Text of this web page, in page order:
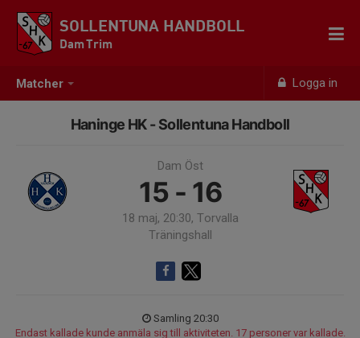
Matcher Logga in
SOLLENTUNA HANDBOLL
Dam Trim
Haninge HK - Sollentuna Handboll
Dam Öst
15 - 16
18 maj, 20:30, Torvalla
Träningshall
Samling 20:30
Endast kallade kunde anmäla sig till aktiviteten. 17 personer var kallade.